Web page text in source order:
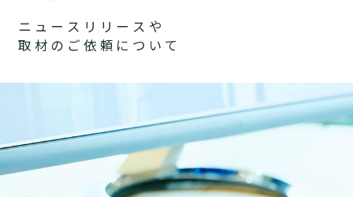
ニ ュ ー ス リ リ ー ス や
取 材 の ご 依 頼 に つ い て